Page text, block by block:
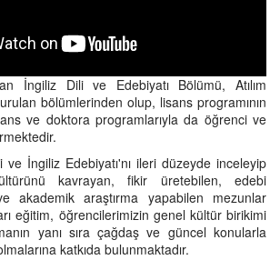
İngiliz Dili ve Edebiyatı Bölümü, Atılım
bölümlerinden olup, lisans programının
ve doktora programlarıyla da öğrenci ve
ve İngiliz Edebiyatı'nı ileri düzeyde inceleyip
kavrayan, fikir üretebilen, edebi
akademik araştırma yapabilen mezunlar
eğitim, öğrencilerimizin genel kültür birikimi
yanı sıra çağdaş ve güncel konularla
katkıda bulunmaktadır.